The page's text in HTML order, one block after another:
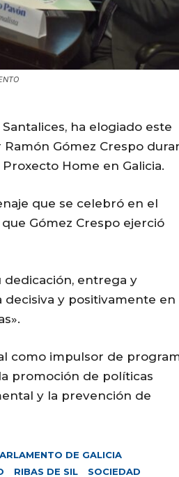
ha elogiado este
Gómez Crespo
Home en Galicia.
que se celebró en el
Gómez Crespo ejerció
dedicación, entrega y
y positivamente en
como impulsor de
promoción de políticas
y la prevención de
DE GALICIA
RIBAS DE SIL SOCIEDAD